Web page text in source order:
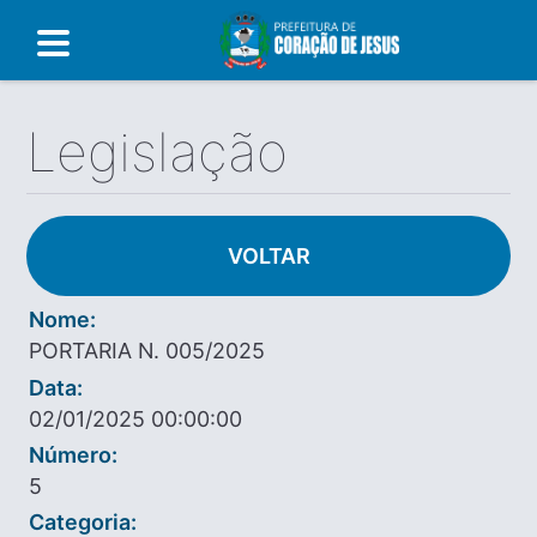
Legislação
VOLTAR
Nome:
PORTARIA N. 005/2025
Data:
02/01/2025 00:00:00
Número:
5
Categoria: